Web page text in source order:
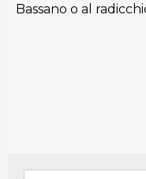
Bassano o al